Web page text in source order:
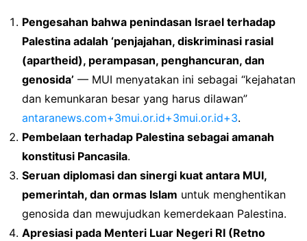
Pengesahan bahwa penindasan Israel terhadap
Palestina adalah ‘penjajahan, diskriminasi rasial
(apartheid), perampasan, penghancuran, dan
genosida’ — MUI menyatakan ini sebagai “kejahatan
dan kemunkaran besar yang harus dilawan”
antaranews.com+3mui.or.id+3mui.or.id+3.
Pembelaan terhadap Palestina sebagai amanah
konstitusi Pancasila.
Seruan diplomasi dan sinergi kuat antara MUI,
pemerintah, dan ormas Islam untuk menghentikan
genosida dan mewujudkan kemerdekaan Palestina.
Apresiasi pada Menteri Luar Negeri RI (Retno